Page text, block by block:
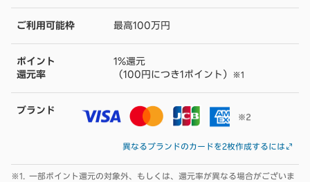
ご利用可能枠 最高100万円
ポイント
還元率
1%還元
（100円につき1ポイント）
※1
ブランド
異なるブランドのカードを2枚作成するには
一部ポイント還元の対象外、もしくは、還元率が異なる場合がございま